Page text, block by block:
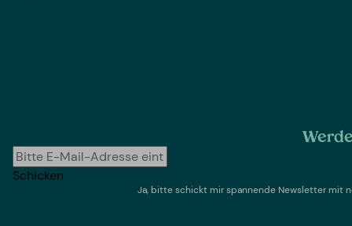
Schicken
Ja, bitte schickt mir spannende Newsletter mit